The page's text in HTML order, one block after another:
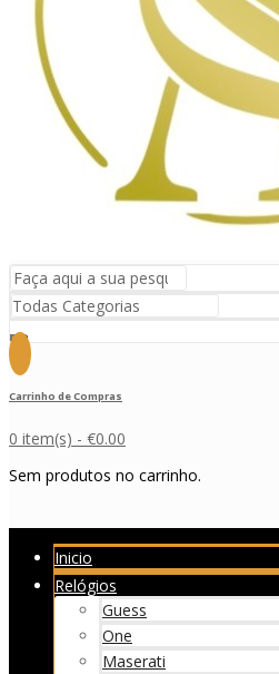
Carrinho de Compras
0 item(s) - €0.00
Sem produtos no carrinho.
Inicio
Relógios
Guess
One
Maserati